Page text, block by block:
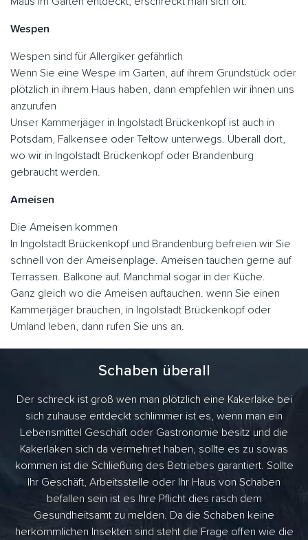
Wespen
Wespen sind für Allergiker gefährlich
Wenn Sie eine Wespe im Garten, auf ihrem Grundstück oder
plötzlich in ihrem Haus haben, dann empfehlen wir ihnen uns
anzurufen
Unser Kammerjäger in Ingolstadt Brückenkopf ist auch in
Potsdam, Falkensee oder Teltow unterwegs. Überall dort,
wo wir in Ingolstadt Brückenkopf oder Brandenburg
gebraucht werden.
Ameisen
Die Ameisen kommen
In Ingolstadt Brückenkopf und Brandenburg befreien wir Sie
schnell von der Ameisenplage. Ameisen tauchen gerne auf
Terrassen. Balkone auf. Manchmal sogar in der Küche.
Ganz gleich wo die Ameisen auftauchen. wenn Sie einen
Kammerjäger brauchen, in Ingolstadt Brückenkopf oder
Umland leben, dann rufen Sie uns an.
Schaben überall
Der schreck ist groß wen man plötzlich eine Kakerlake bei
sich zuhause entdeckt schlimmer ist es, wenn man ein
Lebensmittel Geschäft oder Gastronomie besitz und die
Kakerlaken sich da vermehret haben, sollte es zu sowas
kommen ist die Schließung des Betriebes garantiert. Sollte
Ihr Geschäft, Arbeitsstelle oder Ihr Haus von Schaben
befallen sein ist es Ihre Pflicht dies rasch dem
Gesundheitsamt zu melden. Da die Schaben keine
herkömmlichen Insekten sind steht die Frage offen wie die